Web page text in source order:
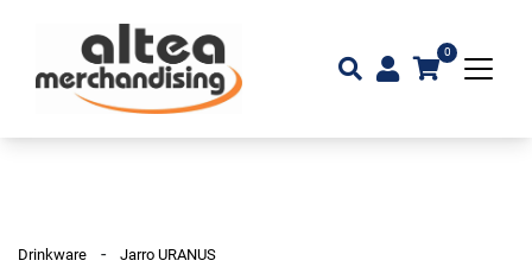
0
Drinkware - Jarro URANUS